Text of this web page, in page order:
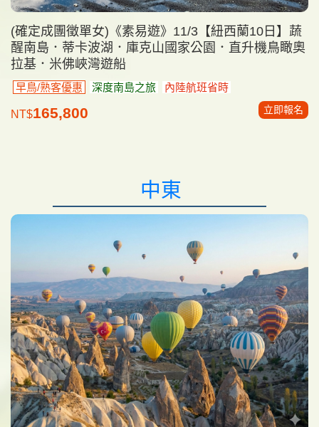
(確定成團徵單女)《素易遊》11/3【紐西蘭10日】蔬
醒南島．蒂卡波湖．庫克山國家公園．直升機鳥瞰奧
拉基．米佛峽灣遊船
早鳥/熟客優惠 深度南島之旅 內陸航班省時
NT$165,800 立即報名
中東